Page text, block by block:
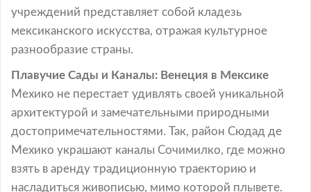
учреждений представляет собой кладезь
мексиканского искусства, отражая культурное
разнообразие страны.
Плавучие Сады и Каналы: Венеция в Мексике
Мехико не перестает удивлять своей уникальной
архитектурой и замечательными природными
достопримечательностями. Так, район Сюдад де
Мехико украшают каналы Сочимилко, где можно
взять в аренду традиционную траекторию и
насладиться живописью, мимо которой плывете.